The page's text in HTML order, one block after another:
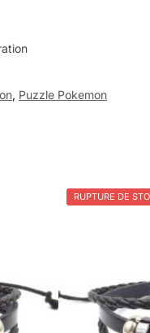
, Puzzle Pokemon
RUPTURE DE